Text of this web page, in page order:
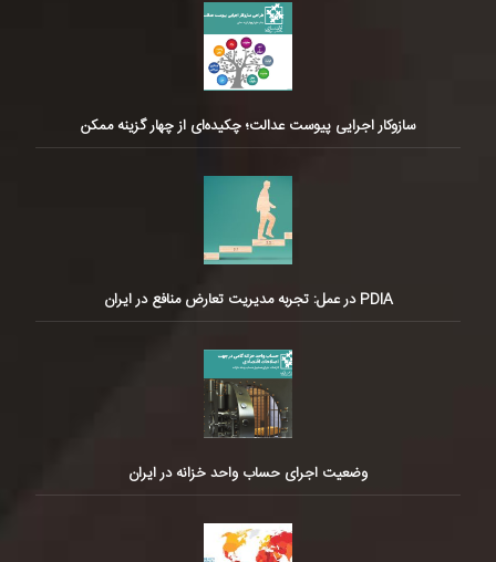
سازوکار اجرایی پیوست عدالت؛ چکیده‌ای از چهار گزینه ممکن
PDIA در عمل: تجربه مدیریت تعارض منافع در ایران
وضعیت اجرای حساب واحد خزانه در ایران